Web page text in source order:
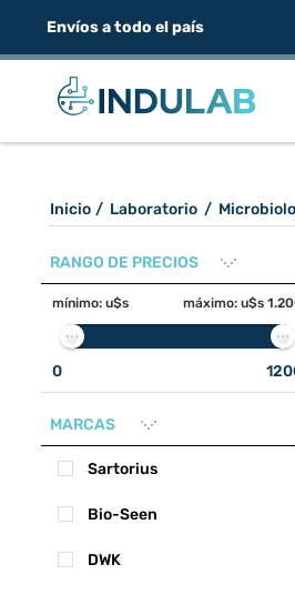
Envíos a todo el país
Inicio / Laboratorio /
RANGO DE PRECIOS
mínimo: u$s máximo: u$s
0
MARCAS
Sartorius
Bio-Seen
DWK